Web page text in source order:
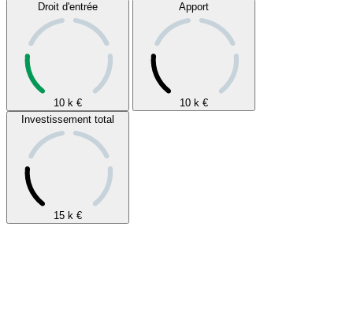
Droit d'entrée
10 k €
Apport
10 k €
Investissement total
15 k €